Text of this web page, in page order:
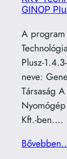
GINOP
A program
Plusz-
neve:
Társaság
Kft.-ben.…